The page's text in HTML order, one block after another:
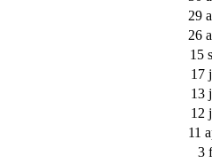
29
26
15
17
13
12
11
3